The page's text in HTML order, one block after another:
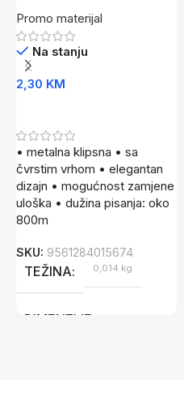
Promo materijal
Na stanju
2,30 KM
• metalna klipsna • sa
čvrstim vrhom • elegantan
dizajn • mogućnost zamjene
uloška • dužina pisanja: oko
800m
SKU: 9561284015674
TEŽINA 0,014 kg
DIMENZIJE